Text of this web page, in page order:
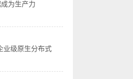
为生产力
业级原生分布式